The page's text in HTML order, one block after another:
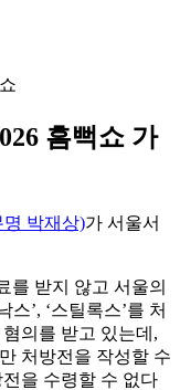
흠뻑쇼 가
명 박재상)가 서울서
를 받지 않고 서울의
’, ‘스틸록스’를 처
의를 받고 있는데,
처방전을 작성할 수
을 수령할 수 없다